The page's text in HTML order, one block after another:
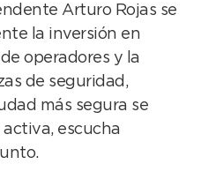
Arturo Rojas se
la inversión en
operadores y la
de seguridad,
más segura se
escucha